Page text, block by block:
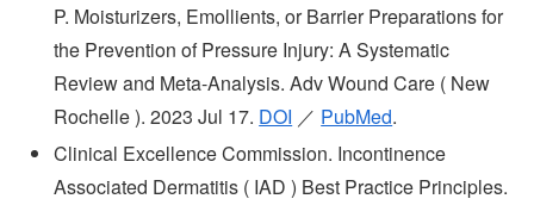
P. Moisturizers, Emollients, or Barrier Preparations for
the Prevention of Pressure Injury: A Systematic
Review and Meta-Analysis. Adv Wound Care ( New
Rochelle ). 2023 Jul 17. DOI ／ PubMed.
Clinical Excellence Commission. Incontinence
Associated Dermatitis ( IAD ) Best Practice Principles.